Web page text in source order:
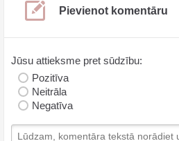
Pievienot komentāru
Jūsu attieksme pret sūdzību:
Pozitīva
Neitrāla
Negatīva